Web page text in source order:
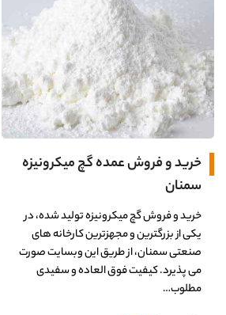
خرید و فروش عمده گچ میکرونیزه
سمنان
خرید و فروش گچ میکرونیزه تولید شده، در
یکی از بزرگترین و مجهزترین کارخانه های
صنعتی سمنان، از طریق این وبسایت صورت
می پذیرد. کیفیت فوق العاده و سفیدی
مطلوب…